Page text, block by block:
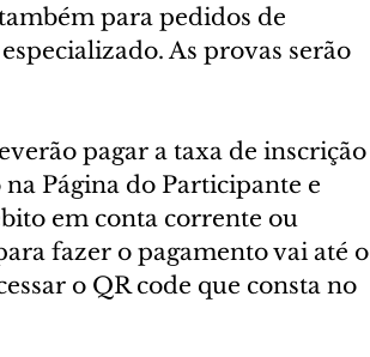
para pedidos de
As provas serão
pagar a taxa de inscrição
Página do Participante e
em conta corrente ou
fazer o pagamento vai até o
o QR code que consta no